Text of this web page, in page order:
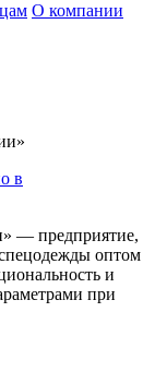
О компании
в
— предприятие,
оптом
и
при